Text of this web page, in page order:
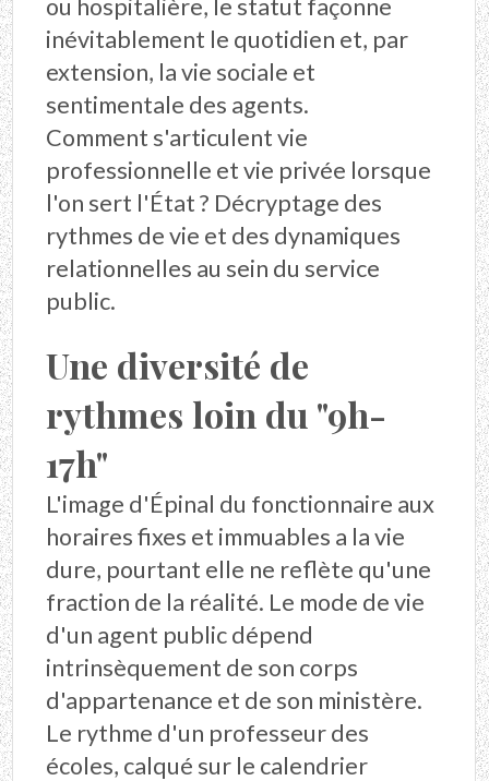
ou hospitalière, le statut façonne
inévitablement le quotidien et, par
extension, la vie sociale et
sentimentale des agents.
Comment s'articulent vie
professionnelle et vie privée lorsque
l'on sert l'État ? Décryptage des
rythmes de vie et des dynamiques
relationnelles au sein du service
public.
Une diversité de
rythmes loin du "9h-
17h"
L'image d'Épinal du fonctionnaire aux
horaires fixes et immuables a la vie
dure, pourtant elle ne reflète qu'une
fraction de la réalité. Le mode de vie
d'un agent public dépend
intrinsèquement de son corps
d'appartenance et de son ministère.
Le rythme d'un professeur des
écoles, calqué sur le calendrier